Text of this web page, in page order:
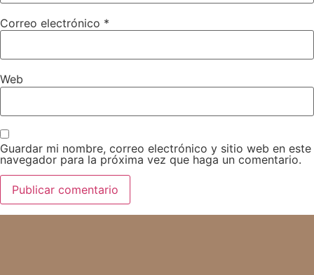
Correo electrónico *
Web
Guardar mi nombre, correo electrónico y sitio web en este
navegador para la próxima vez que haga un comentario.